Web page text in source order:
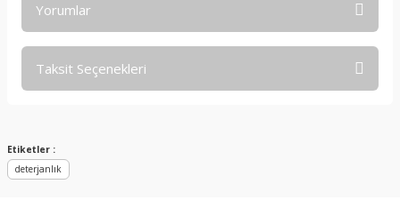
Yorumlar
Taksit Seçenekleri
Etiketler :
deterjanlık